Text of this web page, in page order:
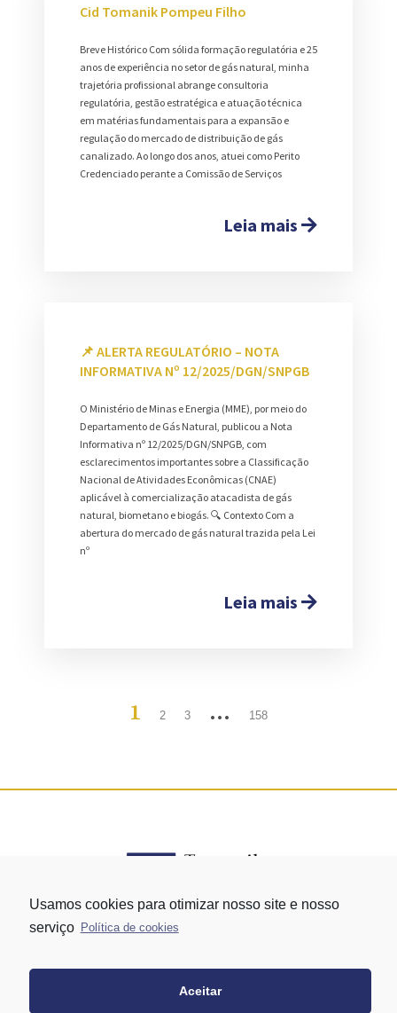
Cid Tomanik Pompeu Filho
Breve Histórico Com sólida formação regulatória e 25
anos de experiência no setor de gás natural, minha
trajetória profissional abrange consultoria
regulatória, gestão estratégica e atuação técnica
em matérias fundamentais para a expansão e
regulação do mercado de distribuição de gás
canalizado. Ao longo dos anos, atuei como Perito
Credenciado perante a Comissão de Serviços
Leia mais
📌 ALERTA REGULATÓRIO – NOTA
INFORMATIVA Nº 12/2025/DGN/SNPGB
O Ministério de Minas e Energia (MME), por meio do
Departamento de Gás Natural, publicou a Nota
Informativa nº 12/2025/DGN/SNPGB, com
esclarecimentos importantes sobre a Classificação
Nacional de Atividades Econômicas (CNAE)
aplicável à comercialização atacadista de gás
natural, biometano e biogás. 🔍 Contexto Com a
abertura do mercado de gás natural trazida pela Lei
nº
Leia mais
1 2 3 … 158
Usamos cookies para otimizar nosso site e nosso
serviço Política de cookies
Aceitar